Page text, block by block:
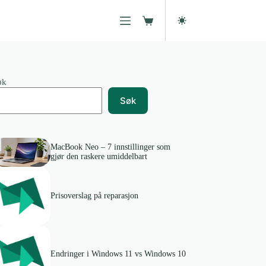
Handlekurv
Søk
MacBook Neo – 7 innstillinger som
gjør den raskere umiddelbart
Prisoverslag på reparasjon
Endringer i Windows 11 vs Windows 10